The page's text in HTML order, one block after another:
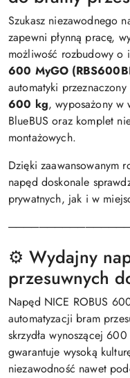
Szukasz niezawodnego
zapewni płynną pracę,
możliwość rozbudowy o
600 MyGO
automatyki
600 kg, wyposażony w
BlueBUS oraz komplet
montażowych.
Dzięki zaawansowanym
napęd doskonale
prywatnych, jak i w
⚙️ Wydajny
przesuwnych
Napęd NICE ROBUS
automatyzacji bram
skrzydła wynoszącej
gwarantuje wysoką
niezawodność nawet